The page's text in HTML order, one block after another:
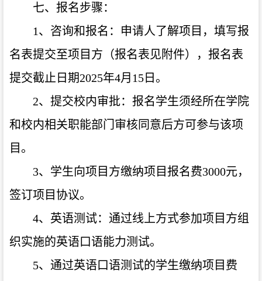
七、报名步骤：
1、咨询和报名：申请人了解项目，填写报
名表提交至项目方（报名表见附件），报名表
提交截止日期2025年4月15日。
2、提交校内审批：报名学生须经所在学院
和校内相关职能部门审核同意后方可参与该项
目。
3、学生向项目方缴纳项目报名费3000元，
签订项目协议。
4、英语测试：通过线上方式参加项目方组
织实施的英语口语能力测试。
5、通过英语口语测试的学生缴纳项目费